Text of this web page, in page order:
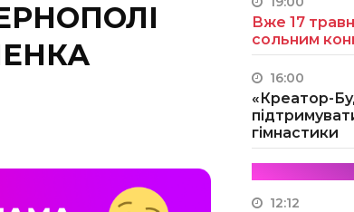
Вже 17
сольним
16:00
«Креатор-
гімнастики
12:12